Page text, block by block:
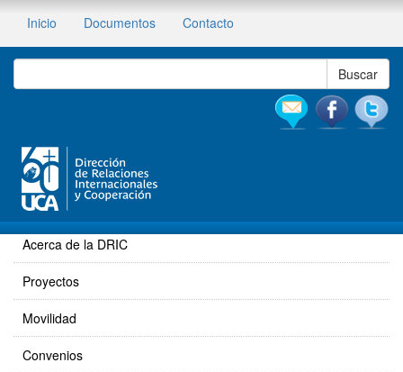
Inicio Documentos Contacto
Acerca de la DRIC
Proyectos
Movilidad
Convenios